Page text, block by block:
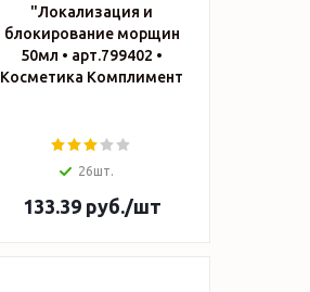
"Локализация и
блокирование морщин
50мл • арт.799402 •
Косметика Комплимент
26шт.
133.39руб./шт